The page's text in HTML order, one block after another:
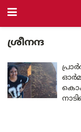
ശ്രീനന്ദ